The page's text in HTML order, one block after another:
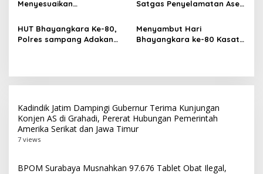
Menyesuaikan
Digital dan AI
Satgas Penyelamatan Aset
Pemberantasan Korupsi
HUT Bhayangkara Ke-80,
Polres sampang Adakan
Menyambut Hari
Bhayangkara ke-80 Kasat
Kadindik Jatim Dampingi Gubernur Terima Kunjungan
Konjen AS di Grahadi, Pererat Hubungan Pemerintah
Amerika Serikat dan Jawa Timur
7 views
BPOM Surabaya Musnahkan 97.676 Tablet Obat Ilegal,